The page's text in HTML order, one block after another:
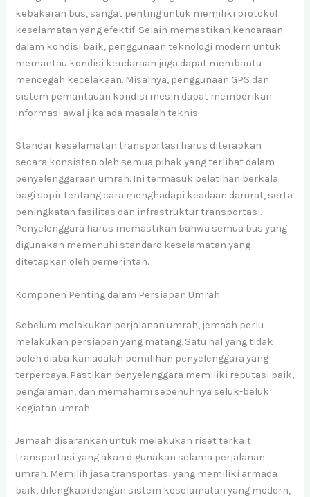
kebakaran bus, sangat penting untuk memiliki protokol
keselamatan yang efektif. Selain memastikan kendaraan
dalam kondisi baik, penggunaan teknologi modern untuk
memantau kondisi kendaraan juga dapat membantu
mencegah kecelakaan. Misalnya, penggunaan GPS dan
sistem pemantauan kondisi mesin dapat memberikan
informasi awal jika ada masalah teknis.
Standar keselamatan transportasi harus diterapkan
secara konsisten oleh semua pihak yang terlibat dalam
penyelenggaraan umrah. Ini termasuk pelatihan berkala
bagi sopir tentang cara menghadapi keadaan darurat, serta
peningkatan fasilitas dan infrastruktur transportasi.
Penyelenggara harus memastikan bahwa semua bus yang
digunakan memenuhi standard keselamatan yang
ditetapkan oleh pemerintah.
Komponen Penting dalam Persiapan Umrah
Sebelum melakukan perjalanan umrah, jemaah perlu
melakukan persiapan yang matang. Satu hal yang tidak
boleh diabaikan adalah pemilihan penyelenggara yang
terpercaya. Pastikan penyelenggara memiliki reputasi baik,
pengalaman, dan memahami sepenuhnya seluk-beluk
kegiatan umrah.
Jemaah disarankan untuk melakukan riset terkait
transportasi yang akan digunakan selama perjalanan
umrah. Memilih jasa transportasi yang memiliki armada
baik, dilengkapi dengan sistem keselamatan yang modern,